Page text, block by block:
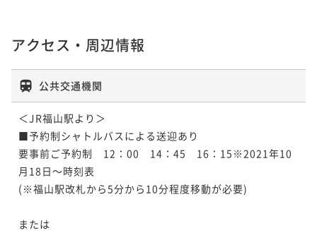
アクセス・周辺情報
公共交通機関
＜JR福山駅より＞
■予約制シャトルバスによる送迎あり
要事前ご予約制　12：00　14：45　16：15※2021年10
月18日～時刻表
(※福山駅改札から5分から10分程度移動が必要)
または